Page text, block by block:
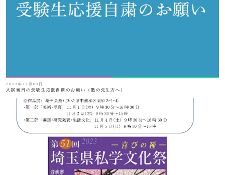
2023年11月08日
入試当日の受験生応援自粛のお願い（塾の先生方へ）